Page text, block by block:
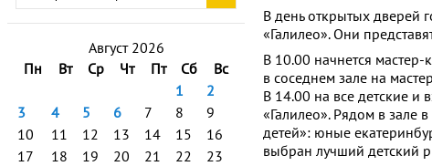
Август 2026
Пн
Вт Ср Чт Пт Сб
Вс
1
2
3
4 5 6 7 8
9
10
11 12 13 14 15
16
17
18 19 20 21 22
23
В день открытых дверей
«Галилео». Они
В 10.00 начнется
в соседнем зале на
В 14.00 на все детские и
«Галилео». Рядом в зале
детей»: юные
выбран лучший детский